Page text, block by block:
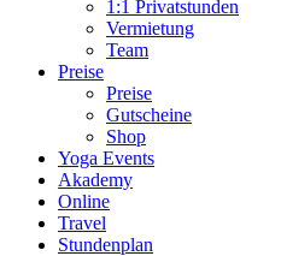
1:1 Privatstunden
Vermietung
Team
Preise
Preise
Gutscheine
Shop
Yoga Events
Akademy
Online
Travel
Stundenplan